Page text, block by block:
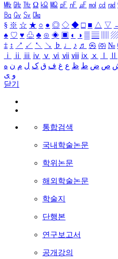
㎒ ㎓ ㎔ Ω ㏀ ㏁ ㎊ ㎋ ㎌ ㏖ ㏅ ㎭
㏃ ㏉ ㏜ ㏆
§ ※ ☆ ★ ○ ● ◎ ◇ ◆ □ ■ △ ▽
♠ ♡ ♥ ♧ ♣ ⊙ ◈ ▣ ◐ ◑ ▒ ▤ ▨
‡ ↕ ↗ ↙ ↖ ↘ ♭ ♩ ♪ ♬ ㉿ ㈜ №
ⅰ
ⅱ ⅲ ⅳ ⅴ ⅵ ⅶ ⅷ ⅸ ⅹ
ص ض ط ظ ع غ ف ق ک ل م ن ه
و ی
닫기
통합검색
국내학술논문
학위논문
해외학술논문
학술지
단행본
연구보고서
공개강의